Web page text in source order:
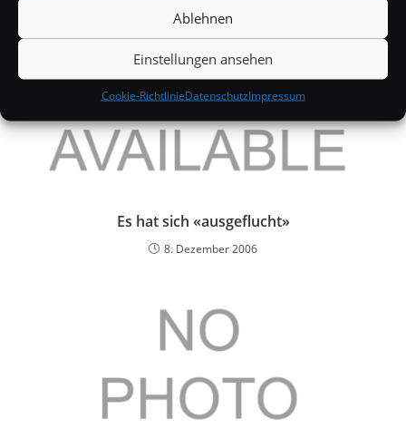
Ablehnen
Einstellungen ansehen
Cookie-RichtlinieDatenschutzImpressum
Es hat sich «ausgeflucht»
8. Dezember 2006